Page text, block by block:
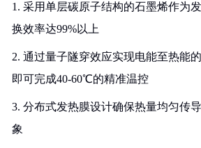
1. 采用单层碳原子结构的石墨烯作为
换效率达99%以上
2. 通过量子隧穿效应实现电能至热能
即可完成40-60℃的精准温控
3. 分布式发热膜设计确保热量均匀传
象